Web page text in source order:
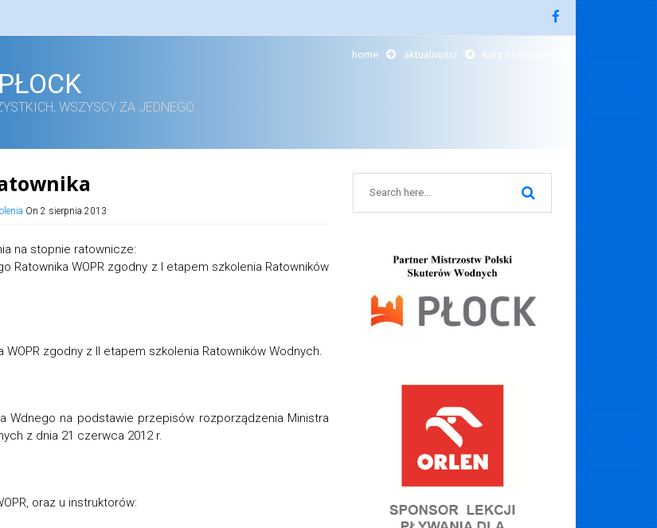
WSZYSCY ZA JEDNEGO.
home aktualności kurs na ratownika
On 2 sierpnia 2013
na stopnie ratownicze:
Ratownika WOPR zgodny z I etapem szkolenia Ratowników
WOPR zgodny z II etapem szkolenia Ratowników Wodnych.
Wdnego na podstawie przepisów rozporządzenia Ministra
z dnia 21 czerwca 2012 r.
oraz u instruktorów: